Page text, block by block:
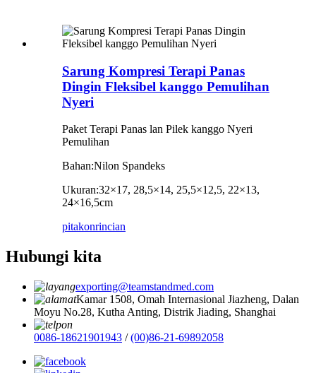
Sarung Kompresi Terapi Panas
Dingin Fleksibel kanggo Pemulihan
Nyeri
Paket Terapi Panas lan Pilek kanggo Nyeri
Pemulihan
Bahan:Nilon Spandeks
Ukuran:32×17, 28,5×14, 25,5×12,5, 22×13,
24×16,5cm
pitakonrincian
Hubungi kita
exporting@teamstandmed.com
Kamar 1508, Omah Internasional Jiazheng, Dalan
Moyu No.28, Kutha Anting, Distrik Jiading, Shanghai
0086-18621901943 /(00)86-21-69892058